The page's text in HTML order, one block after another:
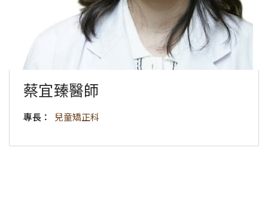
蔡宜臻醫師
專長： 兒童矯正科